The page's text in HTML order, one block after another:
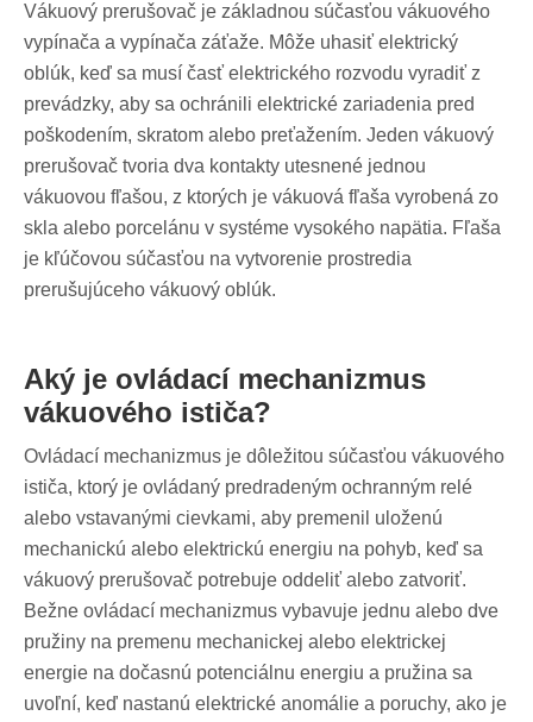
Vákuový prerušovač je základnou súčasťou vákuového
vypínača a vypínača záťaže. Môže uhasiť elektrický
oblúk, keď sa musí časť elektrického rozvodu vyradiť z
prevádzky, aby sa ochránili elektrické zariadenia pred
poškodením, skratom alebo preťažením. Jeden vákuový
prerušovač tvoria dva kontakty utesnené jednou
vákuovou fľašou, z ktorých je vákuová fľaša vyrobená zo
skla alebo porcelánu v systéme vysokého napätia. Fľaša
je kľúčovou súčasťou na vytvorenie prostredia
prerušujúceho vákuový oblúk.
Aký je ovládací mechanizmus
vákuového ističa?
Ovládací mechanizmus je dôležitou súčasťou vákuového
ističa, ktorý je ovládaný predradeným ochranným relé
alebo vstavanými cievkami, aby premenil uloženú
mechanickú alebo elektrickú energiu na pohyb, keď sa
vákuový prerušovač potrebuje oddeliť alebo zatvoriť.
Bežne ovládací mechanizmus vybavuje jednu alebo dve
pružiny na premenu mechanickej alebo elektrickej
energie na dočasnú potenciálnu energiu a pružina sa
uvoľní, keď nastanú elektrické anomálie a poruchy, ako je